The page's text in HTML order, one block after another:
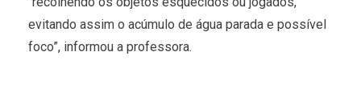
evitando assim o acúmulo de água parada e possível
foco”, informou a professora.